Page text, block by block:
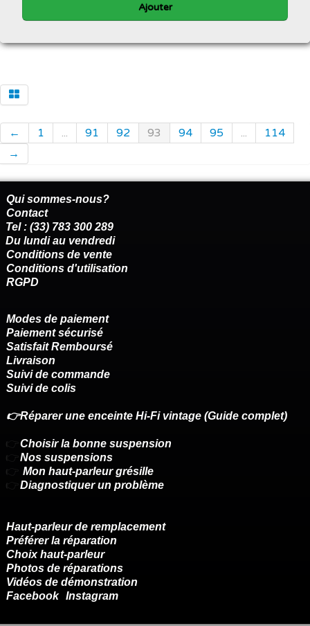
Ajouter
← 1 ... 91 92 93 94 95 ...
114
→
Qui sommes-nous?
Contact
Tel : (33) 783 300 289
Du lundi au vendredi
Conditions de vente
Conditions d'utilisation
RGPD
Modes de paiement
Paiement sécurisé
Satisfait Remboursé
Livraison
Suivi de commande
Suivi de colis
👉Réparer une enceinte Hi-Fi vintage (Guide complet)
👉 Choisir la bonne suspension
👉 Nos suspensions
👉 Mon haut-parleur grésille
👉 Diagnostiquer un problème
Haut-parleur de remplacement
Préférer la réparation
Choix haut-parleur
Photos de réparations
Vidéos de démonstration
Facebook Instagram